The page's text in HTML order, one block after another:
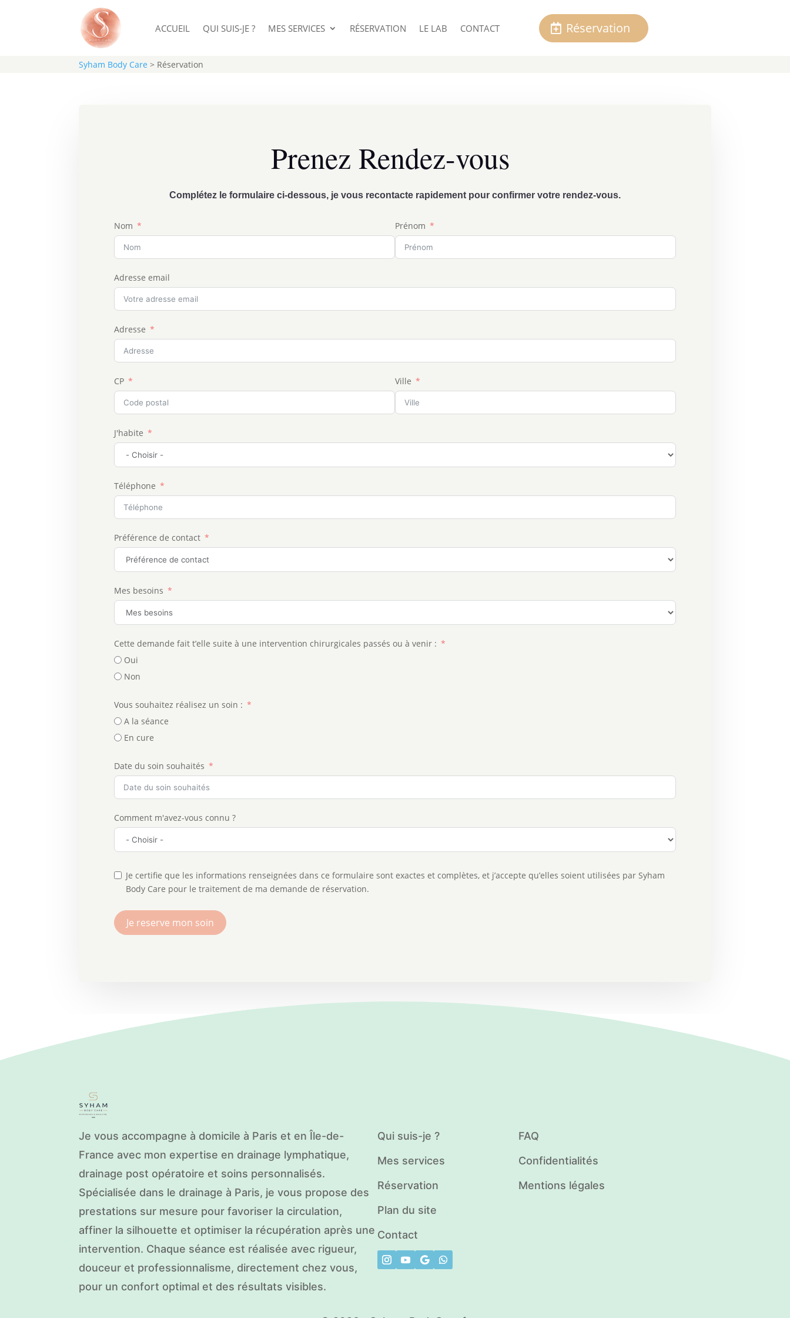
ACCUEIL QUI SUIS-JE ? MES SERVICES RÉSERVATION LE LAB CONTACT Réservation
Syham Body Care > Réservation
Prenez Rendez-vous
Complétez le formulaire ci-dessous, je vous recontacte rapidement pour confirmer votre rendez-vous.
Nom Prénom
Adresse email
Adresse
CP Ville
J'habite
Téléphone
Préférence de contact
Mes besoins
Cette demande fait t’elle suite à une intervention chirurgicales passés ou à venir :
Oui
Non
Vous souhaitez réalisez un soin :
A la séance
En cure
Date du soin souhaités
Comment m'avez-vous connu ?
Je certifie que les informations renseignées dans ce formulaire sont exactes et complètes, et j’accepte qu’elles soient utilisées par Syham
Body Care pour le traitement de ma demande de réservation.
Je reserve mon soin
Je vous accompagne à domicile à Paris et en Île-de-
France avec mon expertise en drainage lymphatique,
drainage post opératoire et soins personnalisés.
Spécialisée dans le drainage à Paris, je vous propose des
prestations sur mesure pour favoriser la circulation,
affiner la silhouette et optimiser la récupération après une
intervention. Chaque séance est réalisée avec rigueur,
douceur et professionnalisme, directement chez vous,
pour un confort optimal et des résultats visibles.
Qui suis-je ?
Mes services
Réservation
Plan du site
Contact
FAQ
Confidentialités
Mentions légales